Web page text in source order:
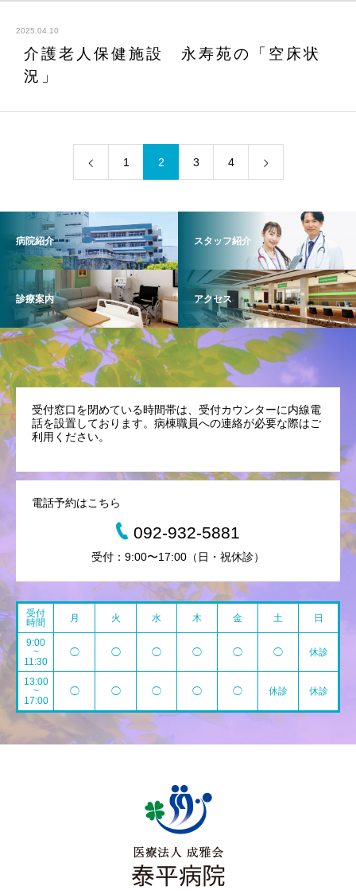
2025.04.10
介護老人保健施設 永寿苑の「空床状
況」
1 2 3 4
病院紹介 スタッフ紹介
診療案内 アクセス
受付窓口を閉めている時間帯は、受付カウンターに内線電
話を設置しております。病棟職員への連絡が必要な際はご
利用ください。
電話予約はこちら
092-932-5881
受付：9:00〜17:00（日・祝休診）
受付
時間
月 火 水 木 金 土 日
9:00
~
11:30
◯ ◯ ◯ ◯ ◯ ◯ 休診
13:00
~
17:00
◯ ◯ ◯ ◯ ◯ 休診 休診